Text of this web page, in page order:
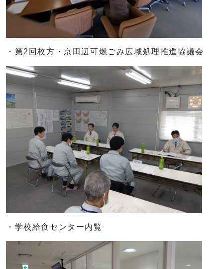
・第2回枚方・京田辺可燃ごみ広域処理推進協議会
・学校給食センター内覧